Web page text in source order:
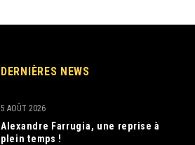
DERNIÈRES NEWS
Alexandre Farrugia, une reprise à
plein temps !
5 AOÛT 2026